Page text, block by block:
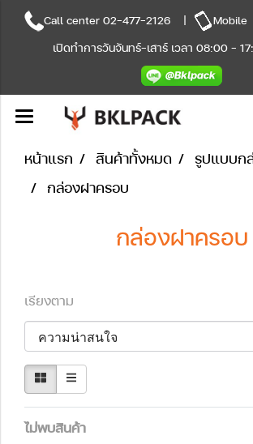
Call center 02-477-2126 | Mobile
เปิดทำการวันจันทร์-เสาร์ เวลา 08:00 -
หน้าแรก สินค้าทั้งหมด
รูปแบบก
กล่องฝาครอบ
กล่องฝาครอบ
เรียงตาม
ไม่พบสินค้า